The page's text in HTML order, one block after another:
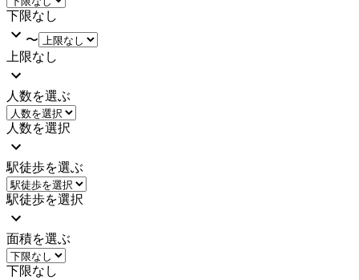
下限なし
〜
上限なし
人数を選ぶ
人数を選択
駅徒歩を選ぶ
駅徒歩を選択
面積を選ぶ
下限なし